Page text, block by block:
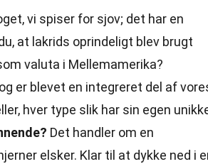
vi spiser for sjov; det har en
at lakrids oprindeligt blev brugt
valuta i Mellemamerika?
er blevet en integreret del af
hver type slik har sin egen
Det handler om en
elsker. Klar til at dykke ned i